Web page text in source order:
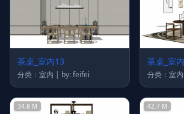
茶桌_室内13
分类：室内 | by: feifei
茶桌_室
34.8 M 42.7 M